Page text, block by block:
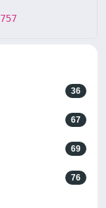
36
67
69
76